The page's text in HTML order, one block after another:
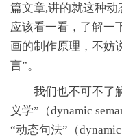
篇文章,讲的就这种
应该看一看，了解一
画的制作原理，不妨
言”。
我们也不可不了解
义学”（dynamic
“动态句法”（